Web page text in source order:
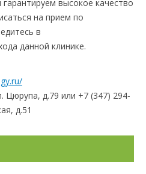
высокое качество
на прием по
в
данной клинике.
Цюрупа, д.79 или +7 (347) 294-
д.51